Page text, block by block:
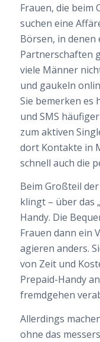
Frauen, die beim
suchen eine
Börsen, in
Partnerschaften
viele Männer
und gaukeln
Sie bemerken es
und SMS
zum aktiven
dort Kontakte in
schnell auch die
Beim Großteil
klingt – über das
Handy. Die
Frauen dann ein
agieren anders.
von Zeit und
Prepaid-Handy
fremdgehen
Allerdings
ohne das